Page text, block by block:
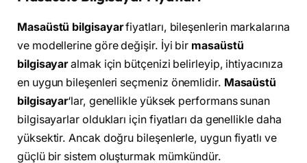
Masaüstü bilgisayarfiyatları, bileşenlerin markalarına
ve modellerine göre değişir. İyi bir masaüstü
bilgisayaralmak için bütçenizi belirleyip, ihtiyacınıza
en uygun bileşenleri seçmeniz önemlidir. Masaüstü
bilgisayar‘lar, genellikle yüksek performans sunan
bilgisayarlar oldukları için fiyatları da genellikle daha
yüksektir. Ancak doğru bileşenlerle, uygun fiyatlı ve
güçlü bir sistem oluşturmak mümkündür.